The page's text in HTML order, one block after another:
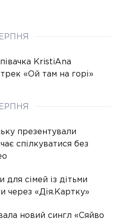
KristiAna
«Ой там на горі»
презентували
спілкуватися без
для сімей із дітьми
через «Дія.Картку»
новий сингл «Сяйво